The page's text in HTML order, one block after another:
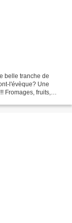
belle tranche de
l'évèque? Une
Fromages, fruits,